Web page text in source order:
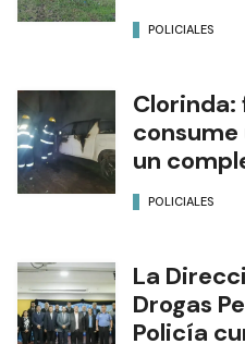
Una
control y
POLICIALES
Clorinda:
consume
POLICIALES